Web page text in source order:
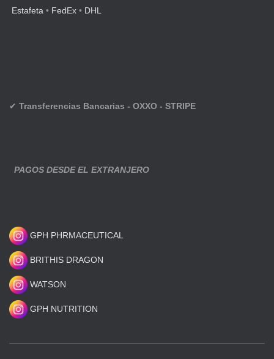
Estafeta • FedEx • DHL
✔ Transferencias Bancarias - OXXO - STRIPE
PAGOS DESDE EL EXTRANJERO
GPH PHRMACEUTICAL
BRITHIS DRAGON
WATSON
GPH NUTRITION